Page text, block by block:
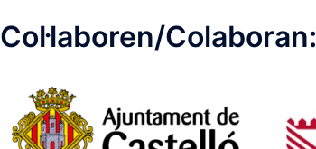
Col·laboren/Colaboran: